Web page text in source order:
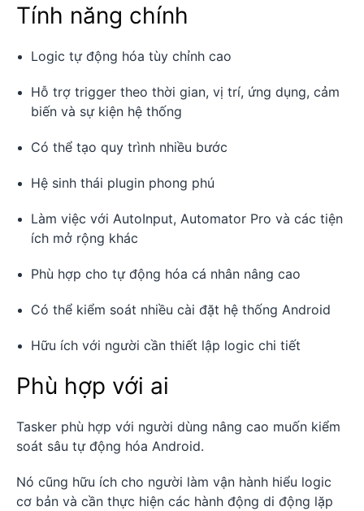
Tính năng chính
Logic tự động hóa tùy chỉnh cao
Hỗ trợ trigger theo thời gian, vị trí, ứng dụng, cảm
biến và sự kiện hệ thống
Có thể tạo quy trình nhiều bước
Hệ sinh thái plugin phong phú
Làm việc với AutoInput, Automator Pro và các tiện
ích mở rộng khác
Phù hợp cho tự động hóa cá nhân nâng cao
Có thể kiểm soát nhiều cài đặt hệ thống Android
Hữu ích với người cần thiết lập logic chi tiết
Phù hợp với ai
Tasker phù hợp với người dùng nâng cao muốn kiểm
soát sâu tự động hóa Android.
Nó cũng hữu ích cho người làm vận hành hiểu logic
cơ bản và cần thực hiện các hành động di động lặp